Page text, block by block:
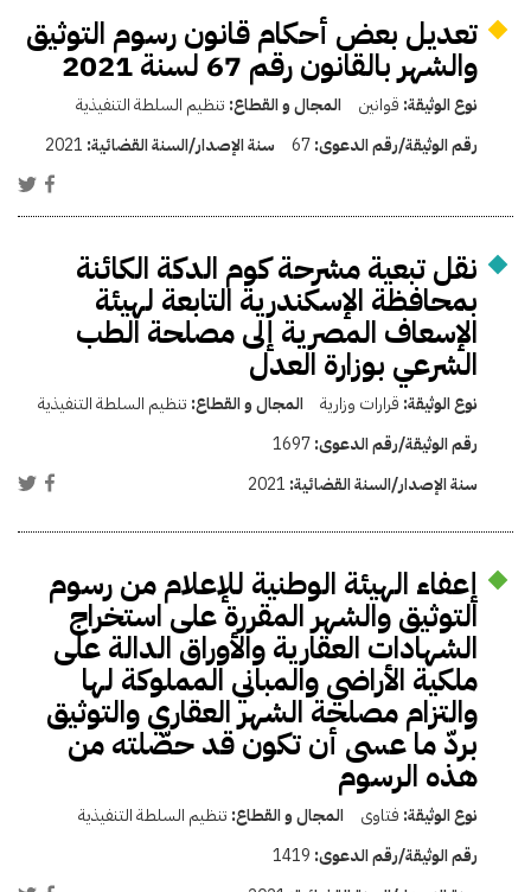
تعديل بعض أحكام قانون رسوم التوثيق
والشهر بالقانون رقم 67 لسنة 2021
نوع الوثيقة: قوانين المجال و القطاع: تنظيم السلطة التنفيذية
رقم الوثيقة/رقم الدعوى:67 سنة الإصدار/السنة القضائية: 2021
نقل تبعية مشرحة كوم الدكة الكائنة
بمحافظة الإسكندرية التابعة لهيئة
الإسعاف المصرية إلى مصلحة الطب
الشرعي بوزارة العدل
نوع الوثيقة: قرارات وزارية المجال و القطاع: تنظيم السلطة التنفيذية
رقم الوثيقة/رقم الدعوى:1697
سنة الإصدار/السنة القضائية: 2021
إعفاء الهيئة الوطنية للإعلام من رسوم
التوثيق والشهر المقررة على استخراج
الشهادات العقارية والأوراق الدالة على
ملكية الأراضي والمباني المملوكة لها
والتزام مصلحة الشهر العقاري والتوثيق
بردّ ما عسى أن تكون قد حصّلته من
هذه الرسوم
نوع الوثيقة: فتاوى المجال و القطاع: تنظيم السلطة التنفيذية
رقم الوثيقة/رقم الدعوى: 1419